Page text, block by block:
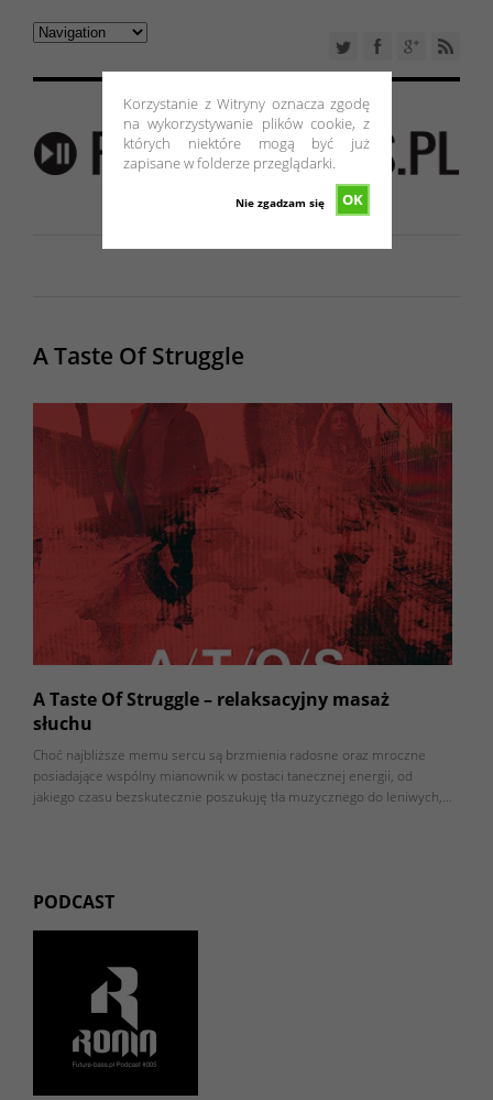
Korzystanie z Witryny oznacza zgodę
na wykorzystywanie plików cookie, z
których niektóre mogą być już
zapisane w folderze przeglądarki.
OK
Nie zgadzam się
A Taste Of Struggle
A Taste Of Struggle – relaksacyjny masaż
słuchu
Choć najbliższe memu sercu są brzmienia radosne oraz mroczne
posiadające wspólny mianownik w postaci tanecznej energii, od
jakiego czasu bezskutecznie poszukuję tła muzycznego do leniwych,…
PODCAST